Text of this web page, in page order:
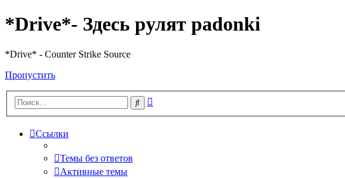
*Drive*- Здесь рулят padonki
*Drive* - Counter Strike Source
Пропустить
Поиск
Ссылки
Темы без ответов
Активные темы